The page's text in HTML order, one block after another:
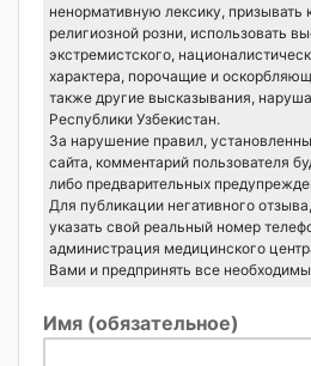
ненормативную лексику, призывать
религиозной розни, использовать
экстремистского,
характера, порочащие и
также другие высказывания,
Республики Узбекистан.
За нарушение правил,
сайта, комментарий пользователя
либо предварительных
Для публикации негативного
указать свой реальный номер
администрация медицинского
Вами и предпринять все
Имя (обязательное)